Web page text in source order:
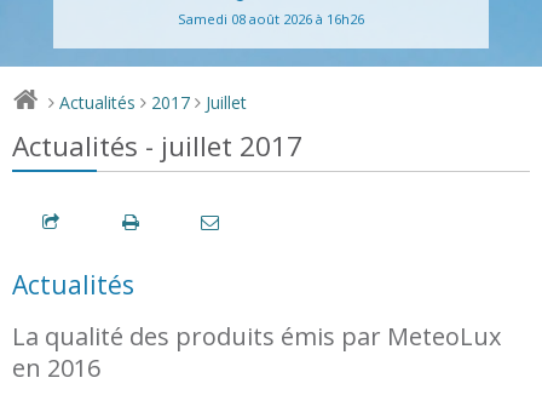
Samedi 08 août 2026 à 16h26
> Actualités > 2017 > Juillet
Actualités - juillet 2017
Actualités
La qualité des produits émis par MeteoLux
en 2016